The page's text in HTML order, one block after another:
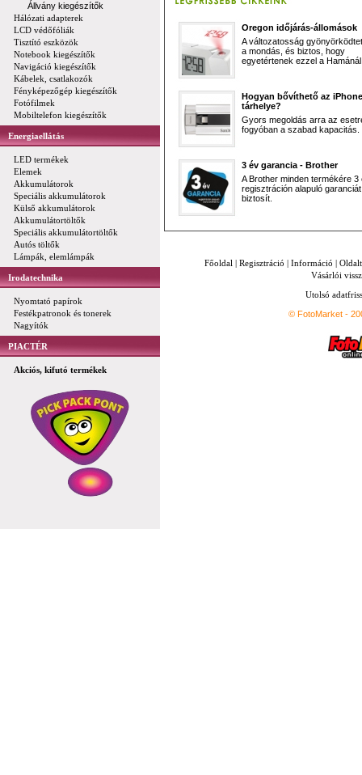
Állvány kiegészítők
Hálózati adapterek
LCD védőfóliák
Tisztító eszközök
Notebook kiegészítők
Navigáció kiegészítők
Kábelek, csatlakozók
Fényképezőgép kiegészítők
Fotófilmek
Mobiltelefon kiegészítők
Energiaellátás
LED termékek
Elemek
Akkumulátorok
Speciális akkumulátorok
Külső akkumulátorok
Akkumulátortöltők
Speciális akkumulátortöltők
Autós töltők
Lámpák, elemlámpák
Irodatechnika
Nyomtató papírok
Festékpatronok és tonerek
Nagyítók
PIACTÉR
Akciós, kifutó termékek
Oregon időjárás-állomások
A változatosság
a mondás, és biztos, hogy
egyetértenek ezzel a
Hogyan bővíthető az iPhone
tárhelye?
Gyors megoldás arra az
fogyóban a szabad kapacitás.
3 év garancia - Brother
A Brother minden termékére 3
regisztráción alapuló garanciát
biztosít.
Főoldal | Regisztráció | Információ |
Vásárlói
Utolsó
© FotoMarket -